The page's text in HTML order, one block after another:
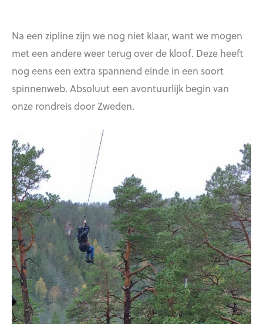
Na een zipline zijn we nog niet klaar, want we mogen
met een andere weer terug over de kloof. Deze heeft
nog eens een extra spannend einde in een soort
spinnenweb. Absoluut een avontuurlijk begin van
onze rondreis door Zweden.